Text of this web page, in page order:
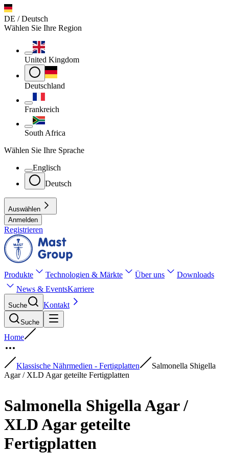
DE / Deutsch
Wählen Sie Ihre Region
United Kingdom
Deutschland
Frankreich
South Africa
Wählen Sie Ihre Sprache
Englisch
Deutsch
Auswählen
Anmelden
Registrieren
Produkte Technologien & Märkte Über uns
Downloads
News & EventsKarriere
Suche Kontakt
Suche
Home
Klassische Nährmedien - Fertigplatten
Salmonella Shigella
Agar / XLD Agar geteilte Fertigplatten
Salmonella Shigella Agar /
XLD Agar geteilte
Fertigplatten